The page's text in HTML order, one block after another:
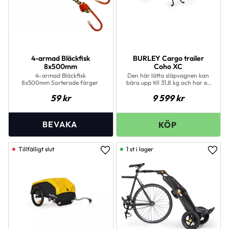
4-armad Bläckfisk
8x500mm
4-armad Bläckfisk
8x500mm Sorterade färger
59kr
BURLEY Cargo trailer
Coho XC
Den här lätta släpvagnen kan
bära upp till 31,8 kg och har en
användning på cyklar med 126-
197 mm navavstånd, och den
kan enkelt tas bort från cykeln
och förvaras säkert med det
justerbara stativet.
9 599kr
Lägg till i favoriter
1 st i lager